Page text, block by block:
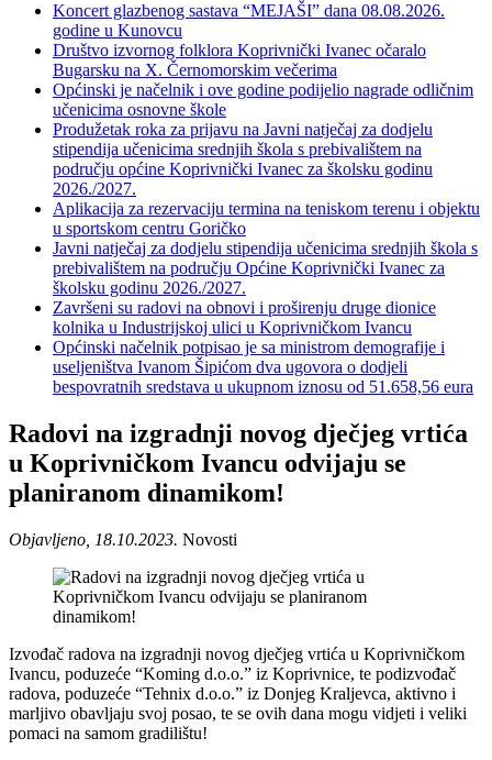
Koncert glazbenog sastava “MEJAŠI” dana 08.08.2026.
godine u Kunovcu
Društvo izvornog folklora Koprivnički Ivanec očaralo
Bugarsku na X. Černomorskim večerima
Općinski je načelnik i ove godine podijelio nagrade odličnim
učenicima osnovne škole
Produžetak roka za prijavu na Javni natječaj za dodjelu
stipendija učenicima srednjih škola s prebivalištem na
području općine Koprivnički Ivanec za školsku godinu
2026./2027.
Aplikacija za rezervaciju termina na teniskom terenu i objektu
u sportskom centru Goričko
Javni natječaj za dodjelu stipendija učenicima srednjih škola s
prebivalištem na području Općine Koprivnički Ivanec za
školsku godinu 2026./2027.
Završeni su radovi na obnovi i proširenju druge dionice
kolnika u Industrijskoj ulici u Koprivničkom Ivancu
Općinski načelnik potpisao je sa ministrom demografije i
useljeništva Ivanom Šipićom dva ugovora o dodjeli
bespovratnih sredstava u ukupnom iznosu od 51.658,56 eura
Radovi na izgradnji novog dječjeg vrtića
u Koprivničkom Ivancu odvijaju se
planiranom dinamikom!
Objavljeno, 18.10.2023. Novosti
Izvođač radova na izgradnji novog dječjeg vrtića u Koprivničkom
Ivancu, poduzeće “Koming d.o.o.” iz Koprivnice, te podizvođač
radova, poduzeće “Tehnix d.o.o.” iz Donjeg Kraljevca, aktivno i
marljivo obavljaju svoj posao, te se ovih dana mogu vidjeti i veliki
pomaci na samom gradilištu!